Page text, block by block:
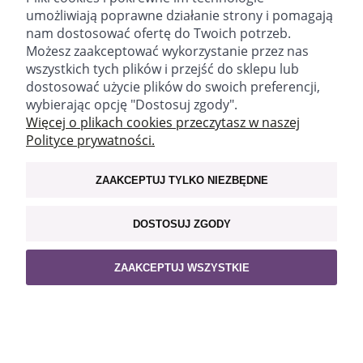
Znajdź nas:
WAŻNE INFORMACJE
MOJE KONTO
POLECAMY
Sklep internetowy Shoper.pl
umożliwiają poprawne działanie strony i pomagają
nam dostosować ofertę do Twoich potrzeb.
Możesz zaakceptować wykorzystanie przez nas
wszystkich tych plików i przejść do sklepu lub
dostosować użycie plików do swoich preferencji,
wybierając opcję "Dostosuj zgody".
Więcej o plikach cookies przeczytasz w naszej
Polityce prywatności.
ZAAKCEPTUJ TYLKO NIEZBĘDNE
DOSTOSUJ ZGODY
ZAAKCEPTUJ WSZYSTKIE